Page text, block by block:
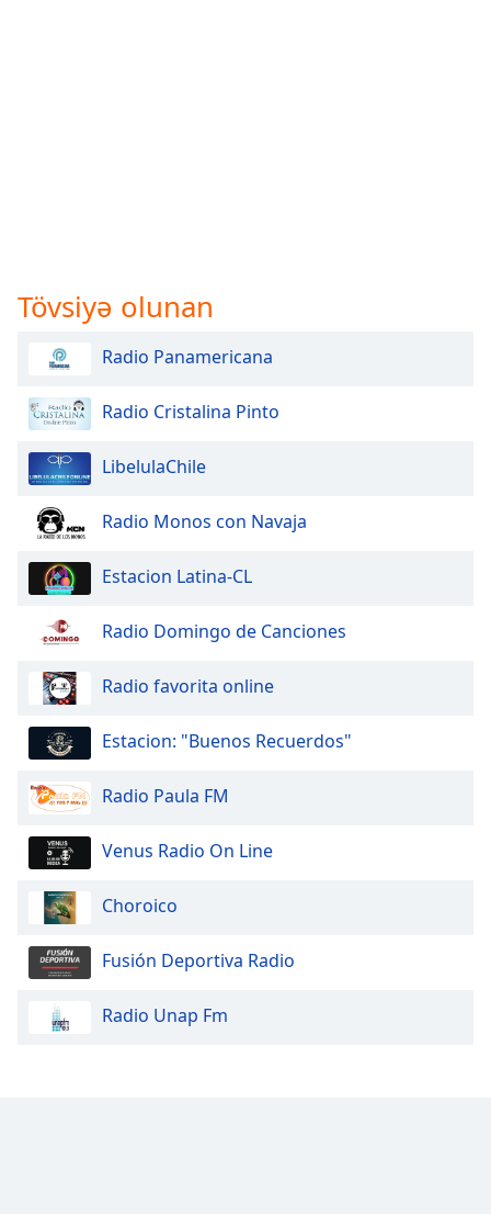
Tövsiyə olunan
Radio Panamericana
Radio Cristalina Pinto
LibelulaChile
Radio Monos con Navaja
Estacion Latina-CL
Radio Domingo de Canciones
Radio favorita online
Estacion: "Buenos Recuerdos"
Radio Paula FM
Venus Radio On Line
Choroico
Fusión Deportiva Radio
Radio Unap Fm